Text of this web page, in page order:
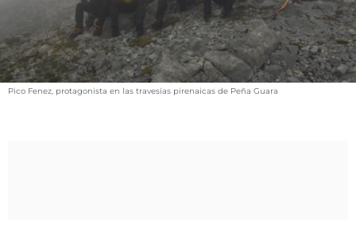
CONTACTAR
FIESTAS EN EL ALTO ARAGÓN
FIESTAS DE SAN LORENZO
Pico Fenez, protagonista en las travesías pirenaicas de Peña Guara